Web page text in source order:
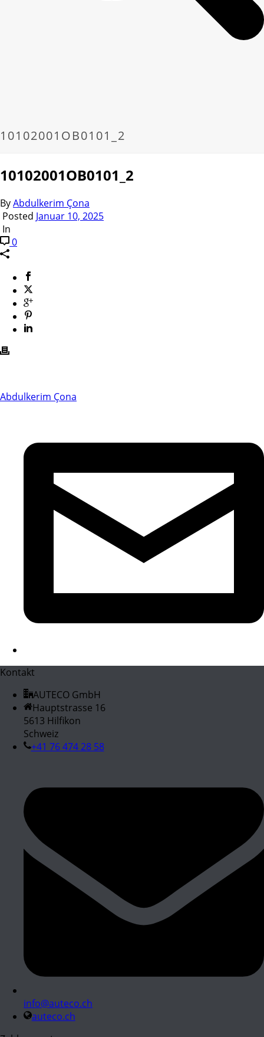
10102001OB0101_2
10102001OB0101_2
ByAbdulkerim Çona
Posted Januar 10, 2025
In
0
Abdulkerim Çona
Kontakt
AUTECO GmbH
Hauptstrasse 16
5613 Hilfikon
Schweiz
+41 76 474 28 58
info@auteco.ch
auteco.ch